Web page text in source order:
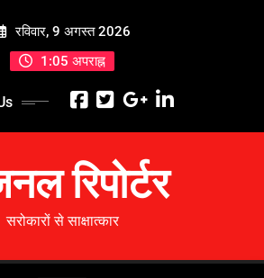
रविवार, 9 अगस्त 2026
1:05 अपराह्न
रिपोर्टर
सरोकारों से साक्षात्कार